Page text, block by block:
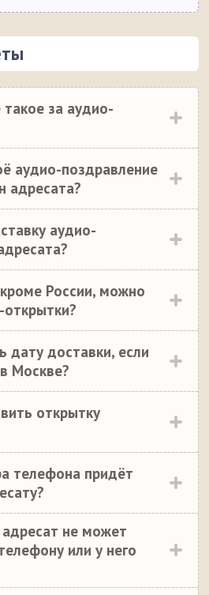
за аудио-
аудио-поздравление
адресата?
аудио-
России, можно
дату доставки, если
Москве?
открытку
телефона придёт
не может
или у него